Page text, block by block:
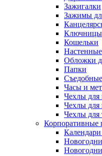
Зажигалки
Зажимы
Ключницы
Кошельки
Обложки
Папки
Часы и
Чехлы для
Чехлы для
Чехлы для
Корпоративные